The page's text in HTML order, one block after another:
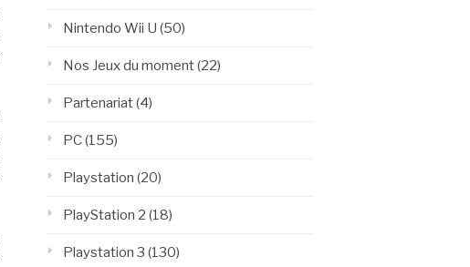
Nintendo Wii U (50)
Nos Jeux du moment(22)
Partenariat(4)
PC(155)
Playstation (20)
PlayStation 2 (18)
Playstation 3 (130)